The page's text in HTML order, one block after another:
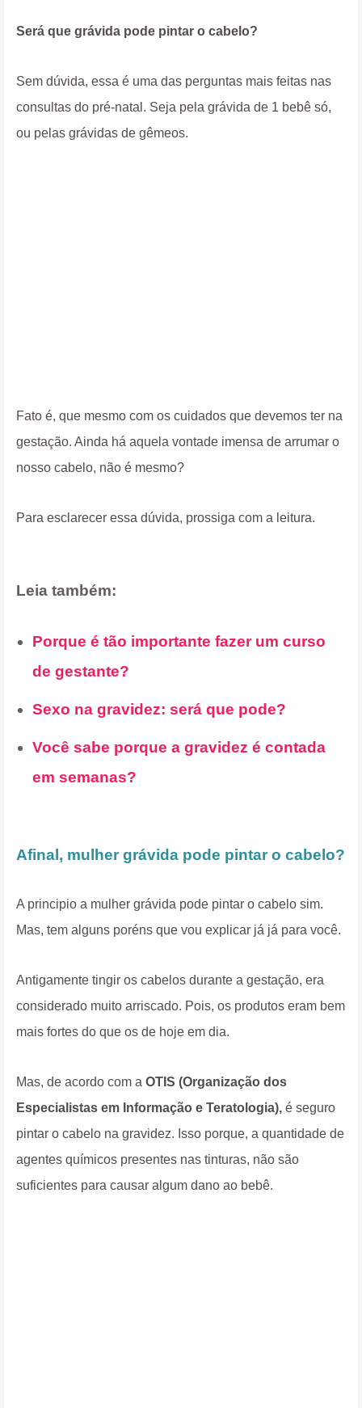
Será que grávida pode pintar o cabelo?
Sem dúvida, essa é uma das perguntas mais feitas nas
consultas do pré-natal. Seja pela grávida de 1 bebê só,
ou pelas grávidas de gêmeos.
Fato é, que mesmo com os cuidados que devemos ter na
gestação. Ainda há aquela vontade imensa de arrumar o
nosso cabelo, não é mesmo?
Para esclarecer essa dúvida, prossiga com a leitura.
Leia também:
Porque é tão importante fazer um curso
de gestante?
Sexo na gravidez: será que pode?
Você sabe porque a gravidez é contada
em semanas?
Afinal, mulher grávida pode pintar o cabelo?
A principio a mulher grávida pode pintar o cabelo sim.
Mas, tem alguns poréns que vou explicar já já para você.
Antigamente tingir os cabelos durante a gestação, era
considerado muito arriscado. Pois, os produtos eram bem
mais fortes do que os de hoje em dia.
Mas, de acordo com a OTIS (Organização dos
Especialistas em Informação e Teratologia), é seguro
pintar o cabelo na gravidez. Isso porque, a quantidade de
agentes químicos presentes nas tinturas, não são
suficientes para causar algum dano ao bebê.